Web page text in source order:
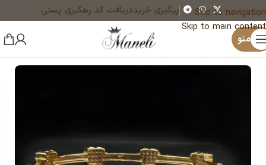
Skip to navigation
Skip to main content
پیگیری خریددریافت کد رهگیری پستی
منو
خانه زیورآلات و بدلیجات رنگ ثابت دستبند
×